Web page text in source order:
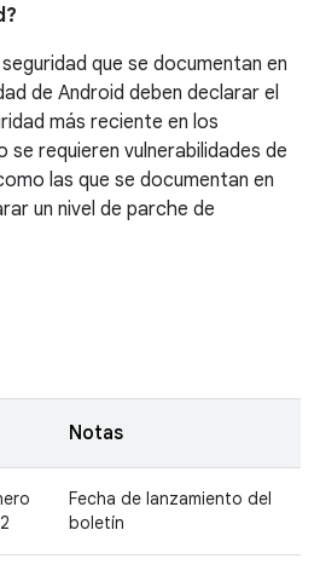
que se documentan en
de Android deben declarar el
más reciente en los
se requieren vulnerabilidades de
las que se documentan en
un nivel de parche de
Notas
Fecha de lanzamiento del
boletín